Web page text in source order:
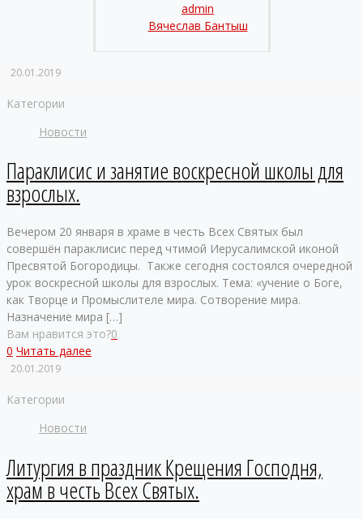
admin
Вячеслав Бантыш
20.01.2019
Категории
Новости
Параклисис и занятие воскресной школы для
взрослых.
Вечером 20 января в храме в честь Всех Святых был
совершён параклисис перед чтимой Иерусалимской иконой
Пресвятой Богородицы. Также сегодня состоялся очередной
урок воскресной школы для взрослых. Тема: «учение о Боге,
как Творце и Промыслителе мира. Сотворение мира.
Назначение мира […]
Вам нравится это?0
0 Читать далее
20.01.2019
Категории
Новости
Литургия в праздник Крещения Господня,
храм в честь Всех Святых.